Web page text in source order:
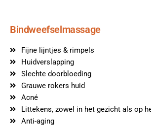
Bindweefselmassage
Fijne lijntjes & rimpels
Huidverslapping
Slechte doorbloeding
Grauwe rokers huid
Acné
Littekens, zowel in het gezicht als op
Anti-aging